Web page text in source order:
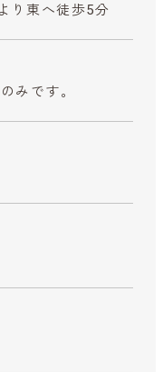
り東へ徒歩5分
みです。